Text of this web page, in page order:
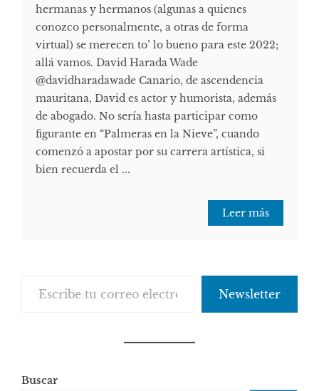
hermanas y hermanos (algunas a quienes
conozco personalmente, a otras de forma
virtual) se merecen to’ lo bueno para este 2022;
allá vamos. David Harada Wade
@davidharadawade Canario, de ascendencia
mauritana, David es actor y humorista, además
de abogado. No sería hasta participar como
figurante en “Palmeras en la Nieve”, cuando
comenzó a apostar por su carrera artística, si
bien recuerda el ...
Leer más
Newsletter
Buscar